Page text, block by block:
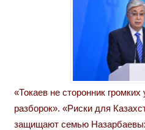
«Токаев не сторонник
разборок». «Риски для
защищают семью